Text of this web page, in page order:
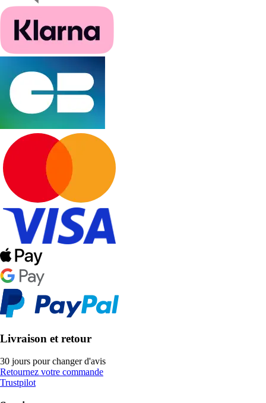
Livraison et retour
30 jours pour changer d'avis
Retournez votre commande
Trustpilot